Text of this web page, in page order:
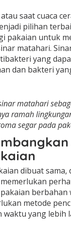
saat cuaca
pilihan
pakaian untuk
matahari.
yang
dan bakteri
matahari
ramah
segar pada
dibuat sama,
metode
waktu yang lebih